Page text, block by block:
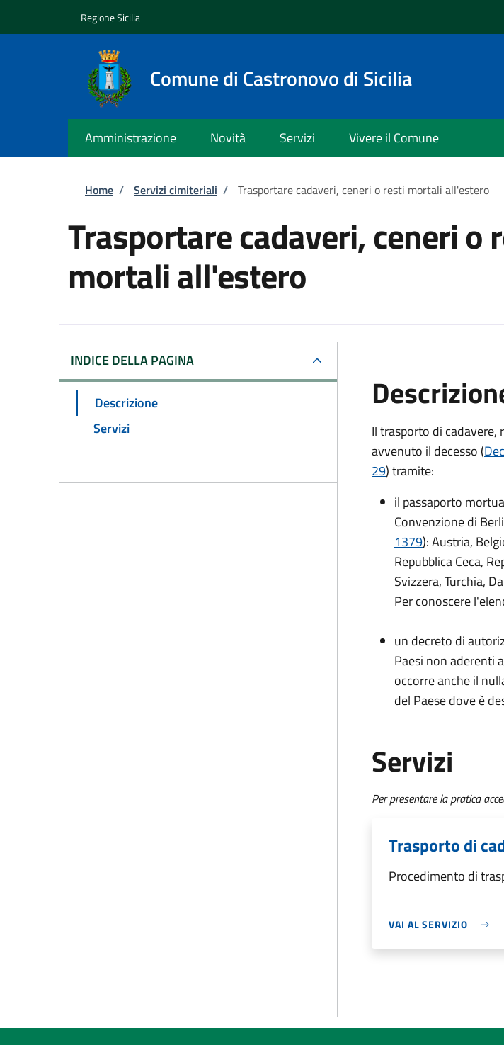
Regione Sicilia
Comune di Castronovo di Sicilia
Amministrazione Novità Servizi Vivere il Comune
Briciole di pane
Home / Servizi cimiteriali / Trasportare cadaveri, ceneri o resti mortali all'estero
Trasportare cadaveri, ceneri o
mortali all'estero
INDICE DELLA PAGINA
Descrizione
Servizi
Il trasporto di
avvenuto il decesso (
29) tramite:
il passaporto
Convenzione di
1379): Austria,
Repubblica Ceca,
Svizzera, Turchia,
Per conoscere
un decreto di
Paesi non aderenti
occorre anche il
del Paese dove è
Servizi
Per presentare la pratica
Trasporto di
Procedimento di
VAI AL SERVIZIO